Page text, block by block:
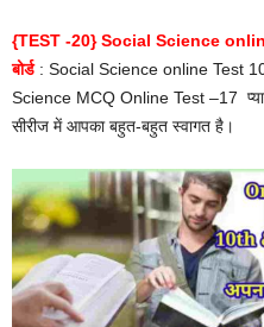
{TEST -20} Social Science online
बोर्ड : Social Science online Test
Science MCQ Online Test –17 प्यारे
सीरीज में आपका बहुत-बहुत स्वागत है।